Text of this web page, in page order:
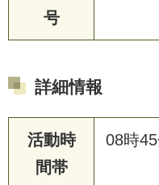
号
詳細情報
活動時
間帯
08時